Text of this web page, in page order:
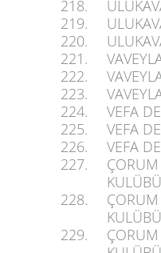
218.
219.
220.
221.
222.
223.
224.
VEFA
225.
VEFA
226.
VEFA
227.
KULÜBÜ
228.
KULÜBÜ
229.